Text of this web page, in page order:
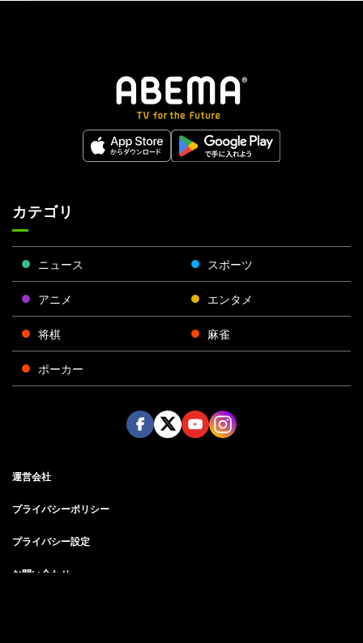
カテゴリ
ニュース スポーツ
アニメ エンタメ
将棋 麻雀
ポーカー
運営会社
プライバシーポリシー
プライバシー設定
お問い合わせ